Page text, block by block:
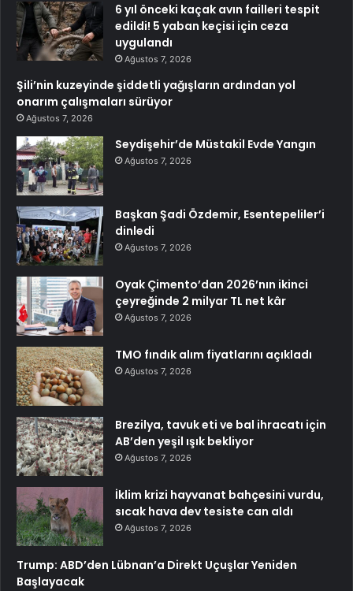
6 yıl önceki kaçak avın failleri tespit
edildi! 5 yaban keçisi için ceza
uygulandı
Ağustos 7, 2026
Şili’nin kuzeyinde şiddetli yağışların ardından yol
onarım çalışmaları sürüyor
Ağustos 7, 2026
Seydişehir’de Müstakil Evde Yangın
Ağustos 7, 2026
Başkan Şadi Özdemir, Esentepeliler’i
dinledi
Ağustos 7, 2026
Oyak Çimento’dan 2026’nın ikinci
çeyreğinde 2 milyar TL net kâr
Ağustos 7, 2026
TMO fındık alım fiyatlarını açıkladı
Ağustos 7, 2026
Brezilya, tavuk eti ve bal ihracatı için
AB’den yeşil ışık bekliyor
Ağustos 7, 2026
İklim krizi hayvanat bahçesini vurdu,
sıcak hava dev tesiste can aldı
Ağustos 7, 2026
Trump: ABD’den Lübnan’a Direkt Uçuşlar Yeniden
Başlayacak